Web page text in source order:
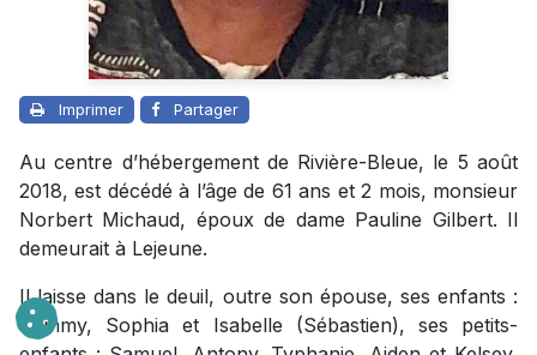
Imprimer Partager
Au centre d’hébergement de Rivière-Bleue, le 5 août
2018, est décédé à l’âge de 61 ans et 2 mois, monsieur
Norbert Michaud, époux de dame Pauline Gilbert. Il
demeurait à Lejeune.
Il laisse dans le deuil, outre son épouse, ses enfants :
Tommy, Sophia et Isabelle (Sébastien), ses petits-